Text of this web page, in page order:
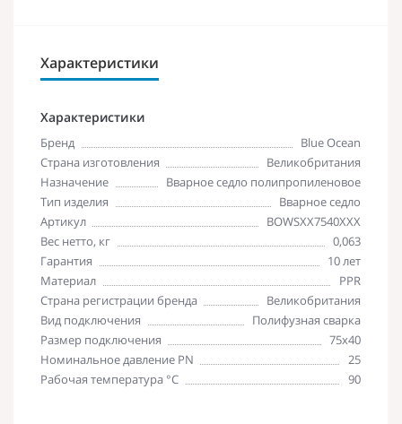
Характеристики
Характеристики
Бренд
Blue Ocean
Страна изготовления
Великобритания
Назначение
Вварное седло полипропиленовое
Тип изделия
Вварное седло
Артикул
BOWSXX7540XXX
Вес нетто, кг
0,063
Гарантия
10 лет
Материал
PPR
Страна регистрации бренда
Великобритания
Вид подключения
Полифузная сварка
Размер подключения
75х40
Номинальное давление PN
25
Рабочая температура °С
90